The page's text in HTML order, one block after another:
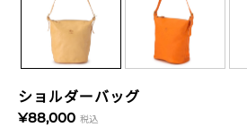
ショルダーバッグ
¥88,000 税込